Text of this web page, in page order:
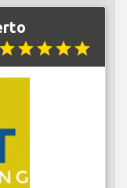
starstarstarstarstar